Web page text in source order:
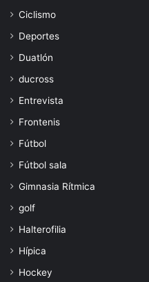
Ciclismo
Deportes
Duatlón
ducross
Entrevista
Frontenis
Fútbol
Fútbol sala
Gimnasia Rítmica
golf
Halterofilia
Hípica
Hockey